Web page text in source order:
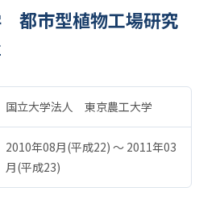
都市型植物工場研究
国立大学法人 東京農工大学
2010年08月(平成22) 〜 2011年03
月(平成23)